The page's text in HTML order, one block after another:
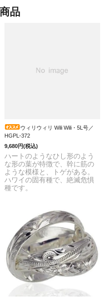
2026
8/4(Tue)
島屋京都店
更新します！)
。
品
ウィリウィリ Wili Wili・5L号／
HGPL-372
9,680円(税込)
ハートのようなひし形のよう
な形の葉が特徴で、幹に筋の
ような模様と、トゲがある。
ハワイの固有種で、絶滅危惧
種です。